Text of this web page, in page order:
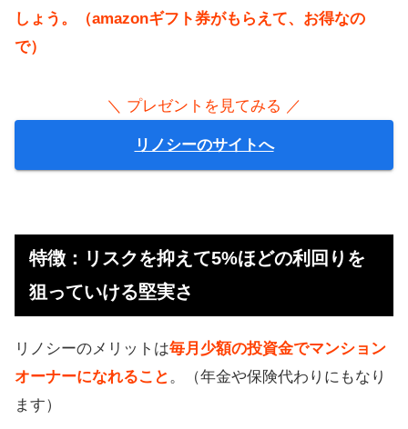
しょう。（amazonギフト券がもらえて、お得なの
で）
＼ プレゼントを見てみる ／
リノシーのサイトへ
特徴：リスクを抑えて5%ほどの利回りを
狙っていける堅実さ
リノシーのメリットは毎月少額の投資金でマンション
オーナーになれること。（年金や保険代わりにもなり
ます）